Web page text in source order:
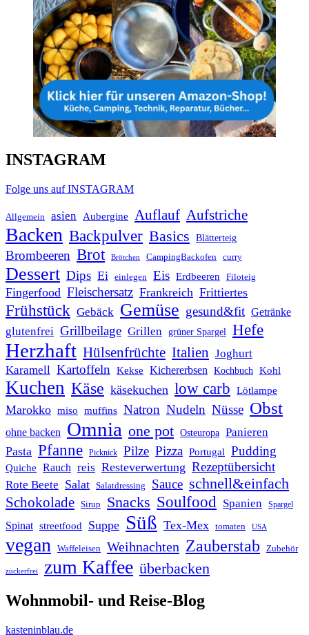
INSTAGRAM
Folge uns auf INSTAGRAM
Allgemein asien Aubergine Auflauf Aufstriche
Backen Backpulver Basics Blätterteig
Brombeeren Brot Brötchen CampingBackofen curry
Dessert Dips Ei einlegen Eis Erdbeeren Filoteig
Fingerfood Fleischersatz Frankreich Frittiertes
Frühstück Gebäck Gemüse gesund&fit Getränke
glutenfrei Grillbeilage Grillen grüner Spargel Hefe
Herzhaft Hülsenfrüchte Italien Joghurt
Karamell Kartoffeln Kekse Kichererbsen Kochbuch Kohl
Kuchen Käse käsekuchen low carb Lötlampe
Marokko miso muffins Natron Nudeln Nüsse Obst
ohne backen Omnia one pot Osteuropa Panieren
Pasta Pfanne Picknick Pilze Pizza Portugal Pudding
Quiche Rauch reis Resteverwertung Rezeptübersicht
Rote Beete Salat Salatdressing Sauce schnell&einfach
Schokolade Sirup Snacks Soulfood Spanien Spargel
Spinat streetfood Suppe Süß Tex-Mex tomaten USA
vegan Waffeleisen Weihnachten Zauberstab Zubehör
zuckerfrei zum Kaffee überbacken
Wohnmobil- und Reise-Blog
kasteninblau.de